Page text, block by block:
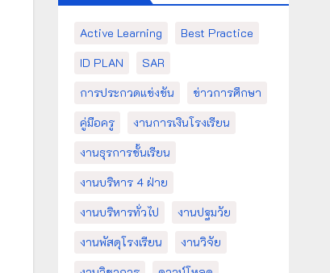
Active Learning
Best Practice
ID PLAN
SAR
การประกวดแข่งขัน
ข่าวการศึกษา
คู่มือครู
งานการเงินโรงเรียน
งานธุรการชั้นเรียน
งานบริหาร 4 ฝ่าย
งานบริหารทั่วไป
งานปฐมวัย
งานพัสดุโรงเรียน
งานวิจัย